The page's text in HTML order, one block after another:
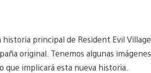
principal de Resident Evil Village.
original. Tenemos algunas imágenes
que implicará esta nueva historia.